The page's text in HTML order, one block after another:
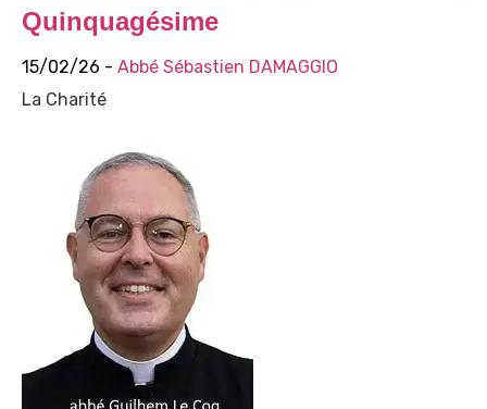
Quinquagésime
15/02/26 - Abbé Sébastien DAMAGGIO
La Charité